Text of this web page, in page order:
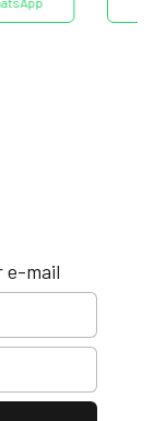
e-mail